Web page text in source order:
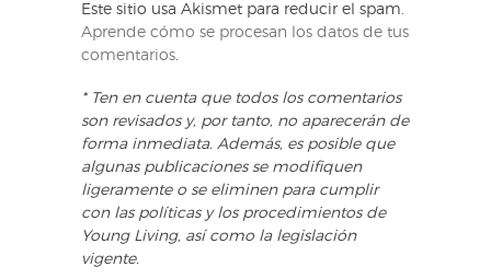
Este sitio usa Akismet para reducir el spam.
Aprende cómo se procesan los datos de tus
comentarios.
* Ten en cuenta que todos los comentarios
son revisados y, por tanto, no aparecerán de
forma inmediata. Además, es posible que
algunas publicaciones se modifiquen
ligeramente o se eliminen para cumplir
con las políticas y los procedimientos de
Young Living, así como la legislación
vigente.